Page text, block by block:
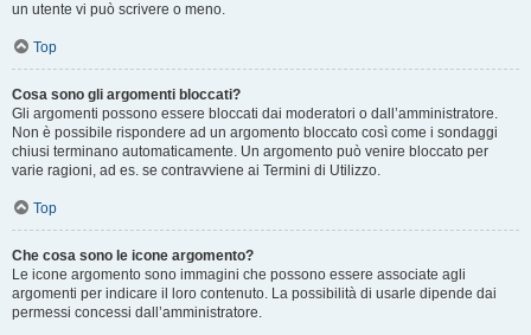
un utente vi può scrivere o meno.
Top
Cosa sono gli argomenti bloccati?
Gli argomenti possono essere bloccati dai moderatori o dall’amministratore.
Non è possibile rispondere ad un argomento bloccato così come i sondaggi
chiusi terminano automaticamente. Un argomento può venire bloccato per
varie ragioni, ad es. se contravviene ai Termini di Utilizzo.
Top
Che cosa sono le icone argomento?
Le icone argomento sono immagini che possono essere associate agli
argomenti per indicare il loro contenuto. La possibilità di usarle dipende dai
permessi concessi dall’amministratore.